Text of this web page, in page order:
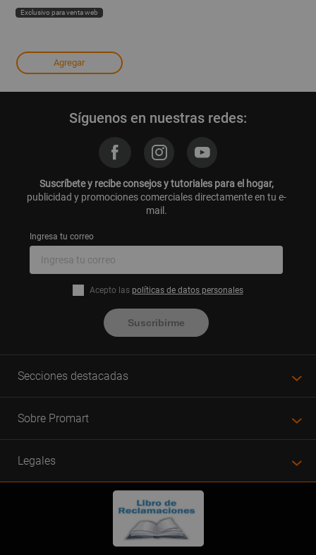
Exclusivo para venta web
Agregar
Síguenos en nuestras redes:
Suscríbete y recibe consejos y tutoriales para el hogar,
publicidad y promociones comerciales directamente en tu e-
mail.
Ingresa tu correo
Acepto las políticas de datos personales
Suscribirme
Secciones destacadas
Sobre Promart
Legales